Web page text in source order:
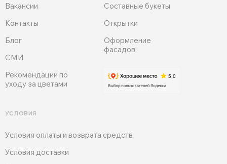
Вакансии
УСЛОВИЯ
Блог
СМИ
Рекомендации по
уходу за цветами
Условия оплаты и возврата средств
Условия доставки
Контакты
Оформление
фасадов
Открытки
Составные букеты